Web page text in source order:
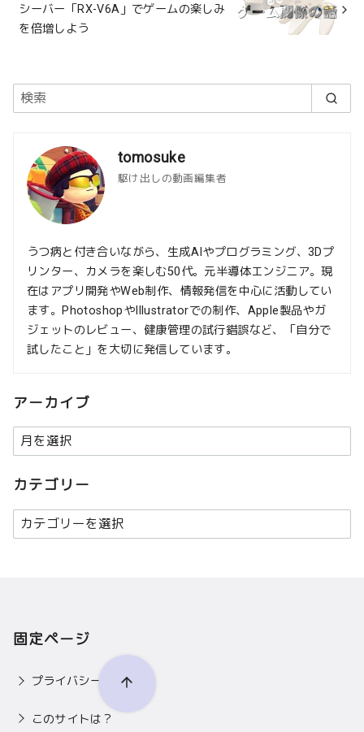
シーバー「RX-V6A」でゲームの楽しみ
を倍増しよう
tomosuke
駆け出しの動画編集者
うつ病と付き合いながら、生成AIやプログラミング、3Dプ
リンター、カメラを楽しむ50代。元半導体エンジニア。現
在はアプリ開発やWeb制作、情報発信を中心に活動してい
ます。PhotoshopやIllustratorでの制作、Apple製品やガ
ジェットのレビュー、健康管理の試行錯誤など、「自分で
試したこと」を大切に発信しています。
アーカイブ
ア
ー
カ
ブ
カテゴリー
カ
テ
固定ページ
プライバシーポリシー
このサイトは？